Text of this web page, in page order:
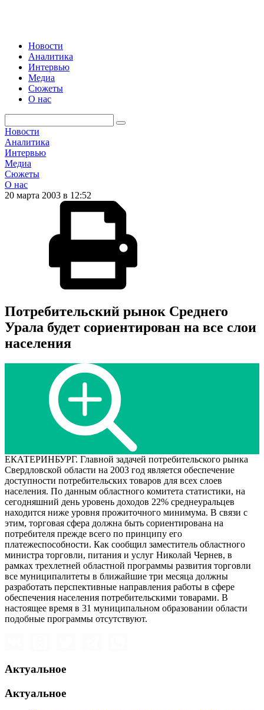
Новости
Аналитика
Интервью
Медиа
Сюжеты
О нас
Новости
Аналитика
Интервью
Медиа
Сюжеты
О нас
20 марта 2003 в 12:52
Потребительский рынок Среднего
Урала будет сориентирован на все слои
населения
ЕКАТЕРИНБУРГ. Главной задачей потребительского рынка
Свердловской области на 2003 год является обеспечение
доступности потребительских товаров для всех слоев
населения. По данным областного комитета статистики, на
сегодняшний день уровень доходов 22% среднеуральцев
находится ниже уровня прожиточного минимума. В связи с
этим, торговая сфера должна быть сориентирована на
потребителя прежде всего по принципу его
платежеспособности. Как сообщил заместитель областного
министра торговли, питания и услуг Николай Чернев, в
рамках трехлетней областной программы развития торговли
все муниципалитеты в ближайшие три месяца должны
разработать перспективные направления работы в сфере
обеспечения населения потребительскими товарами. В
настоящее время в 31 муниципальном образовании области
подобные программы отсутствуют.
Актуальное
Актуальное